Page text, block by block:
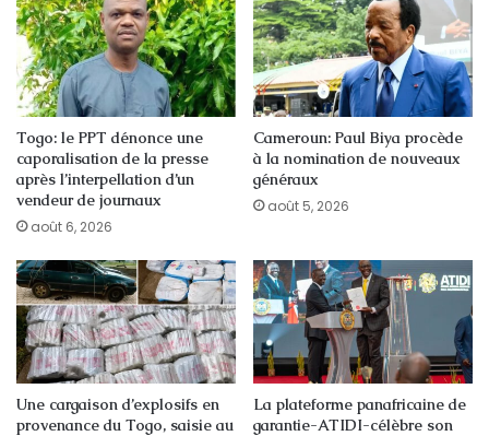
Togo: le PPT dénonce une
caporalisation de la presse
après l’interpellation d’un
vendeur de journaux
août 6, 2026
Cameroun: Paul Biya procède
à la nomination de nouveaux
généraux
août 5, 2026
Une cargaison d’explosifs en
provenance du Togo, saisie au
La plateforme panafricaine de
garantie-ATIDI-célèbre son